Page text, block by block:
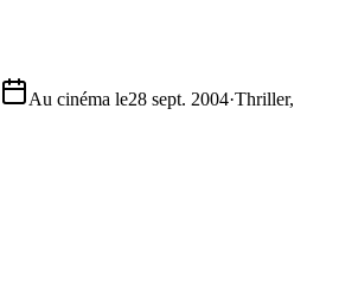
Au cinéma le28 sept. 2004·Thriller,